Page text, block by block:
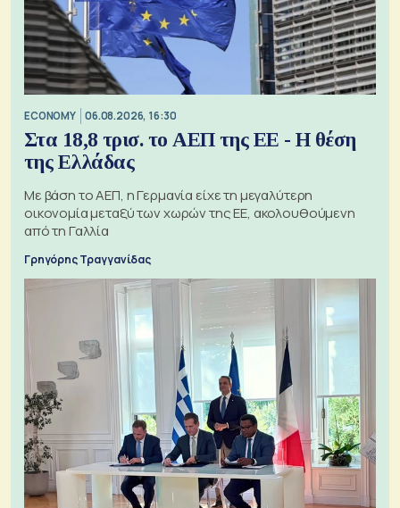
ECONOMY 06.08.2026, 16:30
Στα 18,8 τρισ. το ΑΕΠ της ΕΕ - Η θέση
της Ελλάδας
Με βάση το ΑΕΠ, η Γερμανία είχε τη μεγαλύτερη
οικονομία μεταξύ των χωρών της ΕΕ, ακολουθούμενη
από τη Γαλλία
Γρηγόρης Τραγγανίδας